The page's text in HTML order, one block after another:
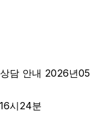
담 안내 2026년05
시24분